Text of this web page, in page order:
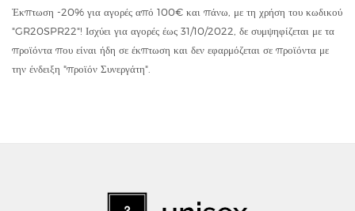
Έκπτωση -20% για αγορές από 100€ και πάνω, με τη χρήση του κωδικού
"GR20SPR22"! Ισχύει για αγορές έως 31/10/2022, δε συμψηφίζεται με τα
προϊόντα που είναι ήδη σε έκπτωση και δεν εφαρμόζεται σε προϊόντα με
την ένδειξη "προϊόν Συνεργάτη".